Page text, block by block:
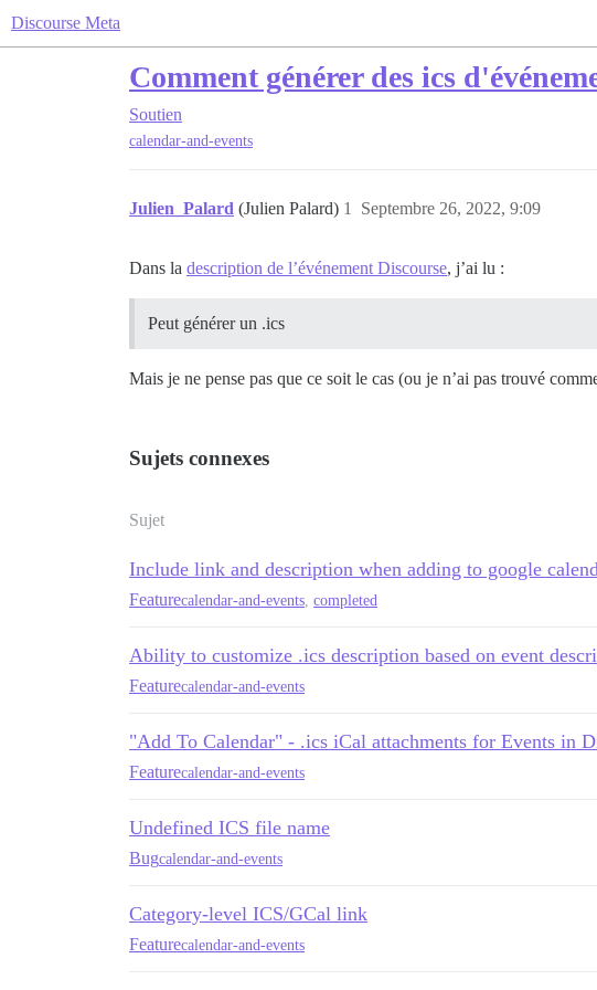
Discourse Meta
Comment générer des ics
Soutien
calendar-and-events
Julien_Palard (Julien Palard) Septembre 26, 2022, 9:09
1
Dans la description de l’événement Discourse, j’ai lu :
Peut générer un .ics
Mais je ne pense pas que ce soit le cas (ou je n’ai pas trouvé
Sujets connexes
Sujet
Include link and description when adding to google
Featurecalendar-and-events completed
Ability to customize .ics description based on event
Featurecalendar-and-events
"Add To Calendar" - .ics iCal attachments for Events in
Featurecalendar-and-events
Undefined ICS file name
Bugcalendar-and-events
Category-level ICS/GCal link
Featurecalendar-and-events